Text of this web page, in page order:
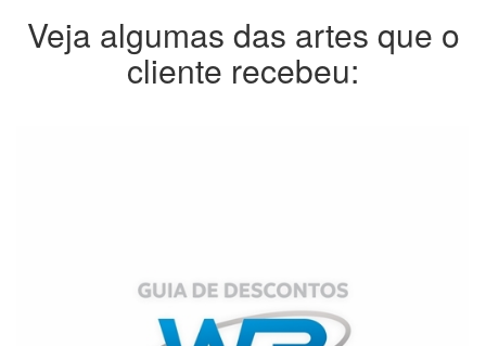
Veja algumas das artes que o
cliente recebeu: